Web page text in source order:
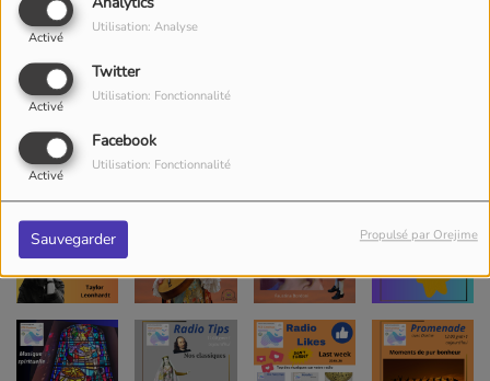
Activé
Utilisation: Analyse
Twitter
Activé
Utilisation: Fonctionnalité
Facebook
Activé
Utilisation: Fonctionnalité
Sauvegarder Propulsé par Orejime